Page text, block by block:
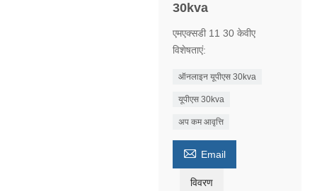
30kva
एमएक्सडी 11 30 केवीए
विशेषताएं:
ऑनलाइन यूपीएस 30kva
यूपीएस 30kva
अप कम आवृत्ति
 Email
विवरण